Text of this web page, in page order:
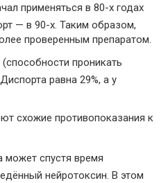
применяться в 80-х годах
— в 90-х. Таким образом,
проверенным препаратом.
проникать
равна 29%, а у
схожие противопоказания к
может спустя время
нейротоксин. В этом